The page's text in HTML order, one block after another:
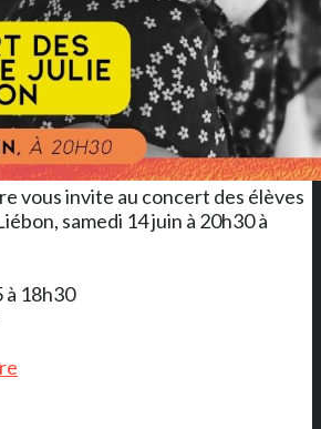
vous invite au concert des élèves
samedi 14 juin à 20h30 à
à 18h30